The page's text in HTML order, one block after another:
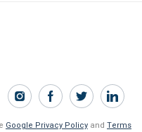
Google Privacy Policy and Terms